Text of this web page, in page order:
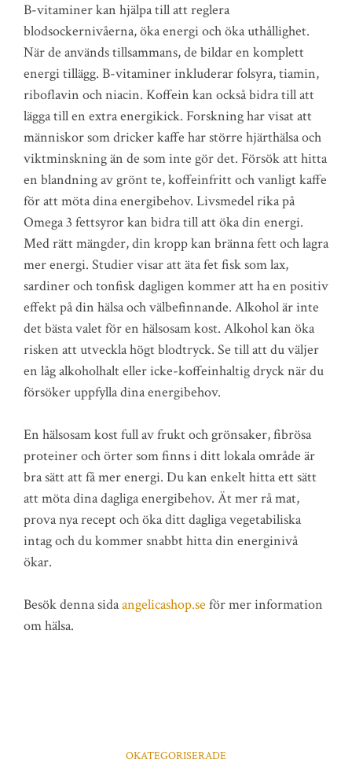
B-vitaminer kan hjälpa till att reglera
blodsockernivåerna, öka energi och öka uthållighet.
När de används tillsammans, de bildar en komplett
energi tillägg. B-vitaminer inkluderar folsyra, tiamin,
riboflavin och niacin. Koffein kan också bidra till att
lägga till en extra energikick. Forskning har visat att
människor som dricker kaffe har större hjärthälsa och
viktminskning än de som inte gör det. Försök att hitta
en blandning av grönt te, koffeinfritt och vanligt kaffe
för att möta dina energibehov. Livsmedel rika på
Omega 3 fettsyror kan bidra till att öka din energi.
Med rätt mängder, din kropp kan bränna fett och lagra
mer energi. Studier visar att äta fet fisk som lax,
sardiner och tonfisk dagligen kommer att ha en positiv
effekt på din hälsa och välbefinnande. Alkohol är inte
det bästa valet för en hälsosam kost. Alkohol kan öka
risken att utveckla högt blodtryck. Se till att du väljer
en låg alkoholhalt eller icke-koffeinhaltig dryck när du
försöker uppfylla dina energibehov.
En hälsosam kost full av frukt och grönsaker, fibrösa
proteiner och örter som finns i ditt lokala område är
bra sätt att få mer energi. Du kan enkelt hitta ett sätt
att möta dina dagliga energibehov. Ät mer rå mat,
prova nya recept och öka ditt dagliga vegetabiliska
intag och du kommer snabbt hitta din energinivå
ökar.
Besök denna sidaangelicashop.se för mer information
om hälsa.
OKATEGORISERADE